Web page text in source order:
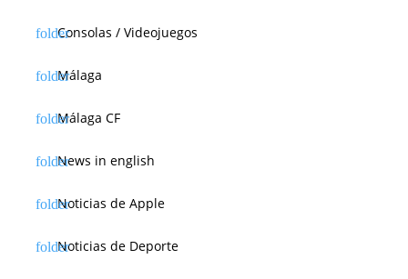
Consolas / Videojuegos
Málaga
Málaga CF
News in english
Noticias de Apple
Noticias de Deporte